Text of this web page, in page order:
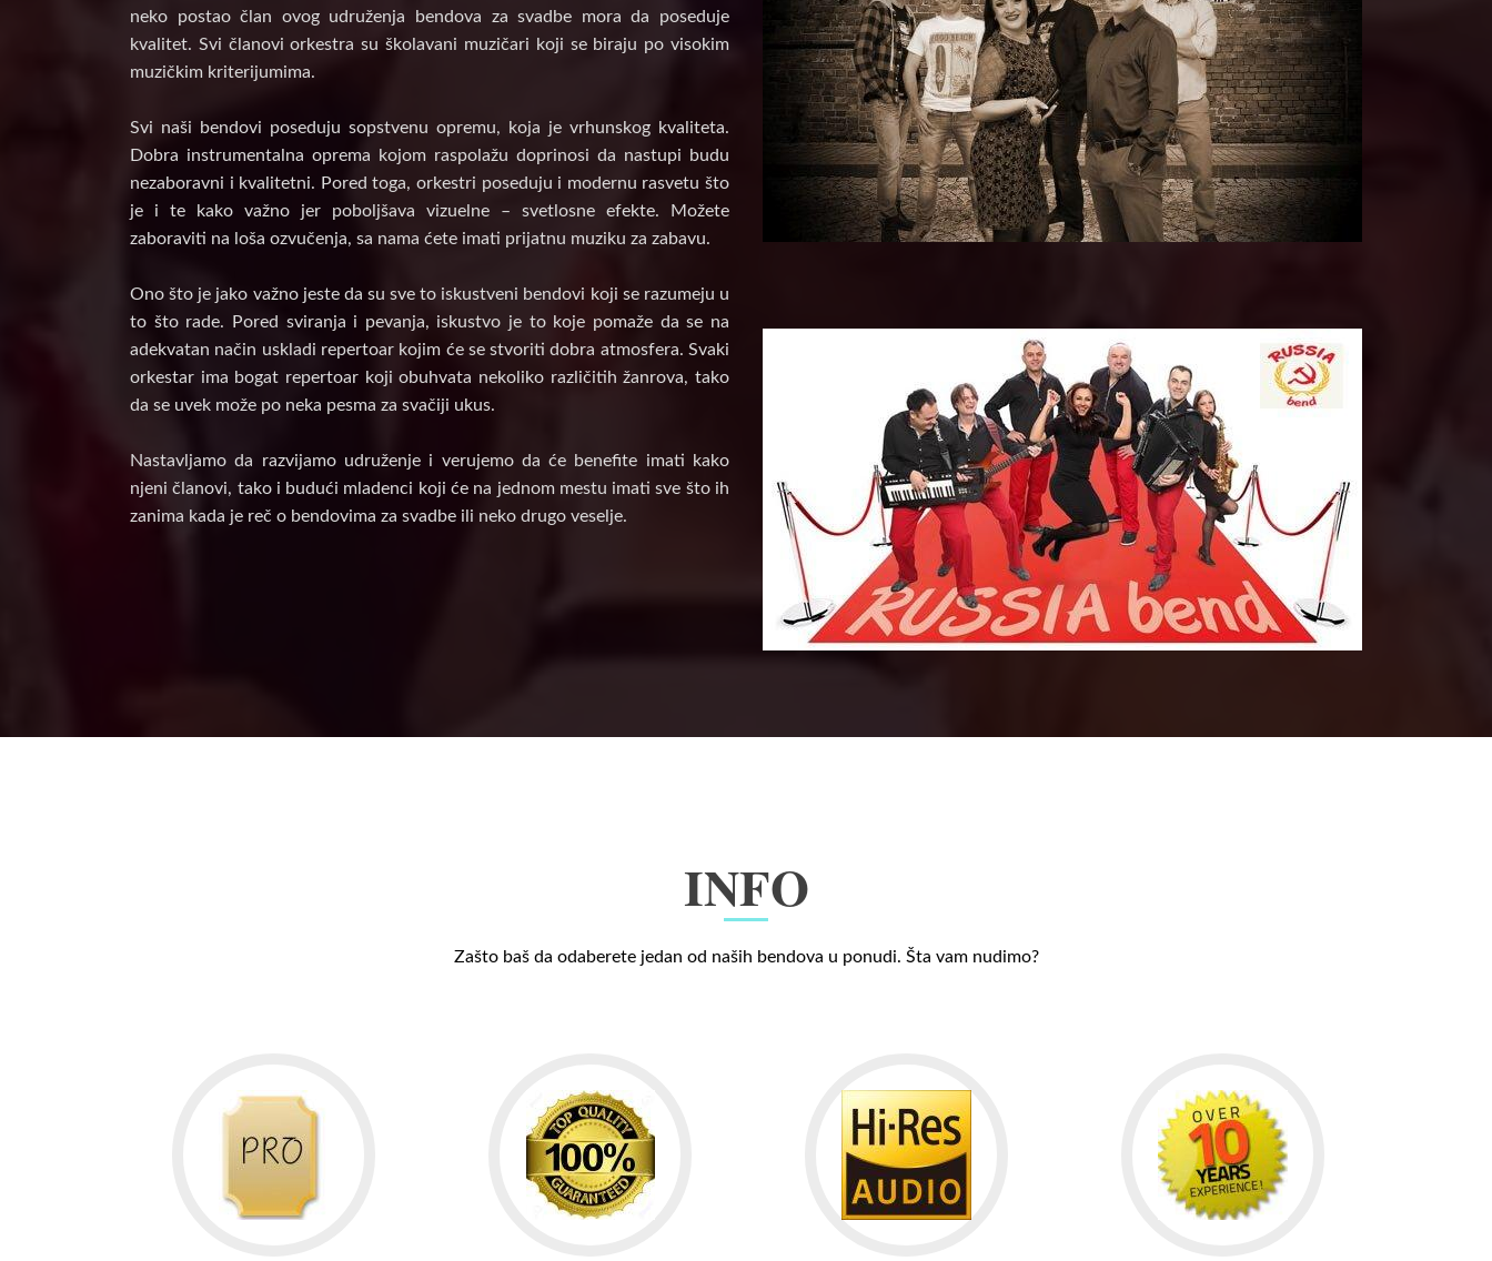
neko postao član ovog udruženja bendova za svadbe mora da poseduje
kvalitet. Svi članovi orkestra su školavani muzičari koji se biraju po visokim
muzičkim kriterijumima.
Svi naši bendovi poseduju sopstvenu opremu, koja je vrhunskog kvaliteta.
Dobra instrumentalna oprema kojom raspolažu doprinosi da nastupi budu
nezaboravni i kvalitetni. Pored toga, orkestri poseduju i modernu rasvetu što
je i te kako važno jer poboljšava vizuelne – svetlosne efekte. Možete
zaboraviti na loša ozvučenja, sa nama ćete imati prijatnu muziku za zabavu.
Ono što je jako važno jeste da su sve to iskustveni bendovi koji se razumeju u
to što rade. Pored sviranja i pevanja, iskustvo je to koje pomaže da se na
adekvatan način uskladi repertoar kojim će se stvoriti dobra atmosfera. Svaki
orkestar ima bogat repertoar koji obuhvata nekoliko različitih žanrova, tako
da se uvek može po neka pesma za svačiji ukus.
Nastavljamo da razvijamo udruženje i verujemo da će benefite imati kako
njeni članovi, tako i budući mladenci koji će na jednom mestu imati sve što ih
zanima kada je reč o bendovima za svadbe ili neko drugo veselje.
INFO
Zašto baš da odaberete jedan od naših bendova u ponudi. Šta vam nudimo?